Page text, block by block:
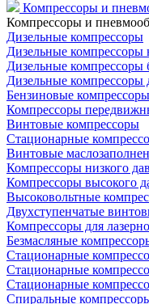
Компрессоры и
Компрессоры и
Дизельные компрессоры
Дизельные компрессоры
Дизельные компрессоры
Дизельные компрессоры
Бензиновые компрессоры
Компрессоры
Винтовые компрессоры
Стационарные
Винтовые
Компрессоры низкого
Компрессоры высокого
Высоковольтные
Двухступенчатые
Компрессоры для
Безмасляные
Стационарные
Стационарные
Стационарные
Спиральные